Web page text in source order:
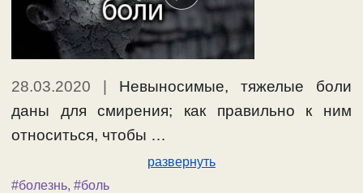
28.03.2020 | Невыносимые, тяжелые боли
даны для смирения; как правильно к ним
относиться, чтобы …
развернуть
#болезнь, #боль